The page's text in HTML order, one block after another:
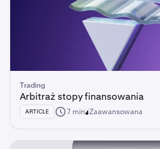
Trading
Arbitraż stopy finansowania
ARTICLE 7 min Zaawansowana